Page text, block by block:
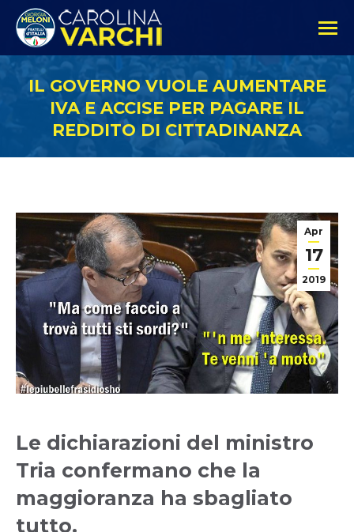
IL GOVERNO VUOLE AUMENTARE
IVA E ACCISE PER PAGARE IL
REDDITO DI CITTADINANZA
Apr
17
2019
Le dichiarazioni del ministro
Tria confermano che la
maggioranza ha sbagliato
tutto.